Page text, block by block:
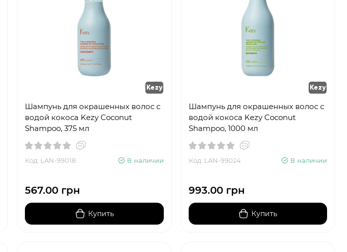
Kezy
Шампунь для окрашенных волос с
водой кокоса Kezy Coconut
Shampoo, 375 мл
Код: LAN-99018 В наличии
567.00 грн
Купить
Kezy
Шампунь для окрашенных волос с
водой кокоса Kezy Coconut
Shampoo, 1000 мл
Код: LAN-99024 В наличии
993.00 грн
Купить